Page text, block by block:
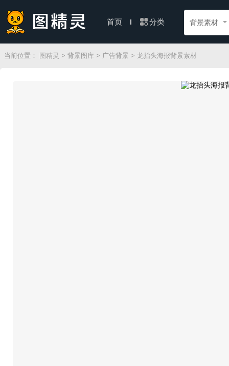
首页 分类 背景素材
当前位置： 图精灵 > 背景图库 > 广告背景 > 龙抬头海报背景素材